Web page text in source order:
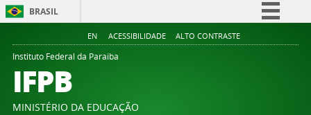
BRASIL
Simplifique!
EN ACESSIBILIDADE ALTO CONTRASTE
Instituto Federal da Paraiba
IFPB
MINISTÉRIO DA EDUCAÇÃO